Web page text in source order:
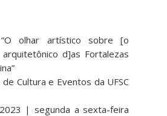
olhar artístico sobre [o
d]as Fortalezas
Cultura e Eventos da UFSC
| segunda a sexta-feira